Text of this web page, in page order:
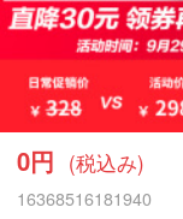
0円 (税込み)
16368516181940